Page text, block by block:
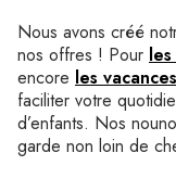
Nous avons créé
nos offres ! Pour
encore les
faciliter votre
d’enfants. Nos
garde non loin de